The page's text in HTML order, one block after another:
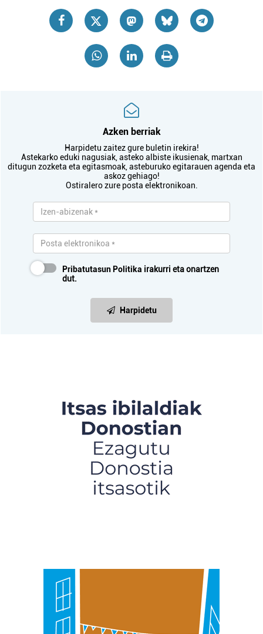
Azken berriak
Harpidetu zaitez gure buletin irekira!
Astekarko eduki nagusiak, asteko albiste ikusienak, martxan
ditugun zozketa eta egitasmoak, asteburuko egitarauen agenda eta
askoz gehiago!
Ostiralero zure posta elektronikoan.
Pribatutasun Politika irakurri eta onartzen
dut.
Harpidetu